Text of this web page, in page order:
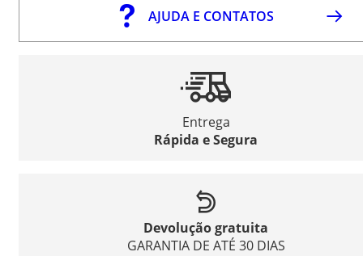
AJUDA E CONTATOS
Entrega
Rápida e Segura
Devolução gratuita
GARANTIA DE ATÉ 30 DIAS